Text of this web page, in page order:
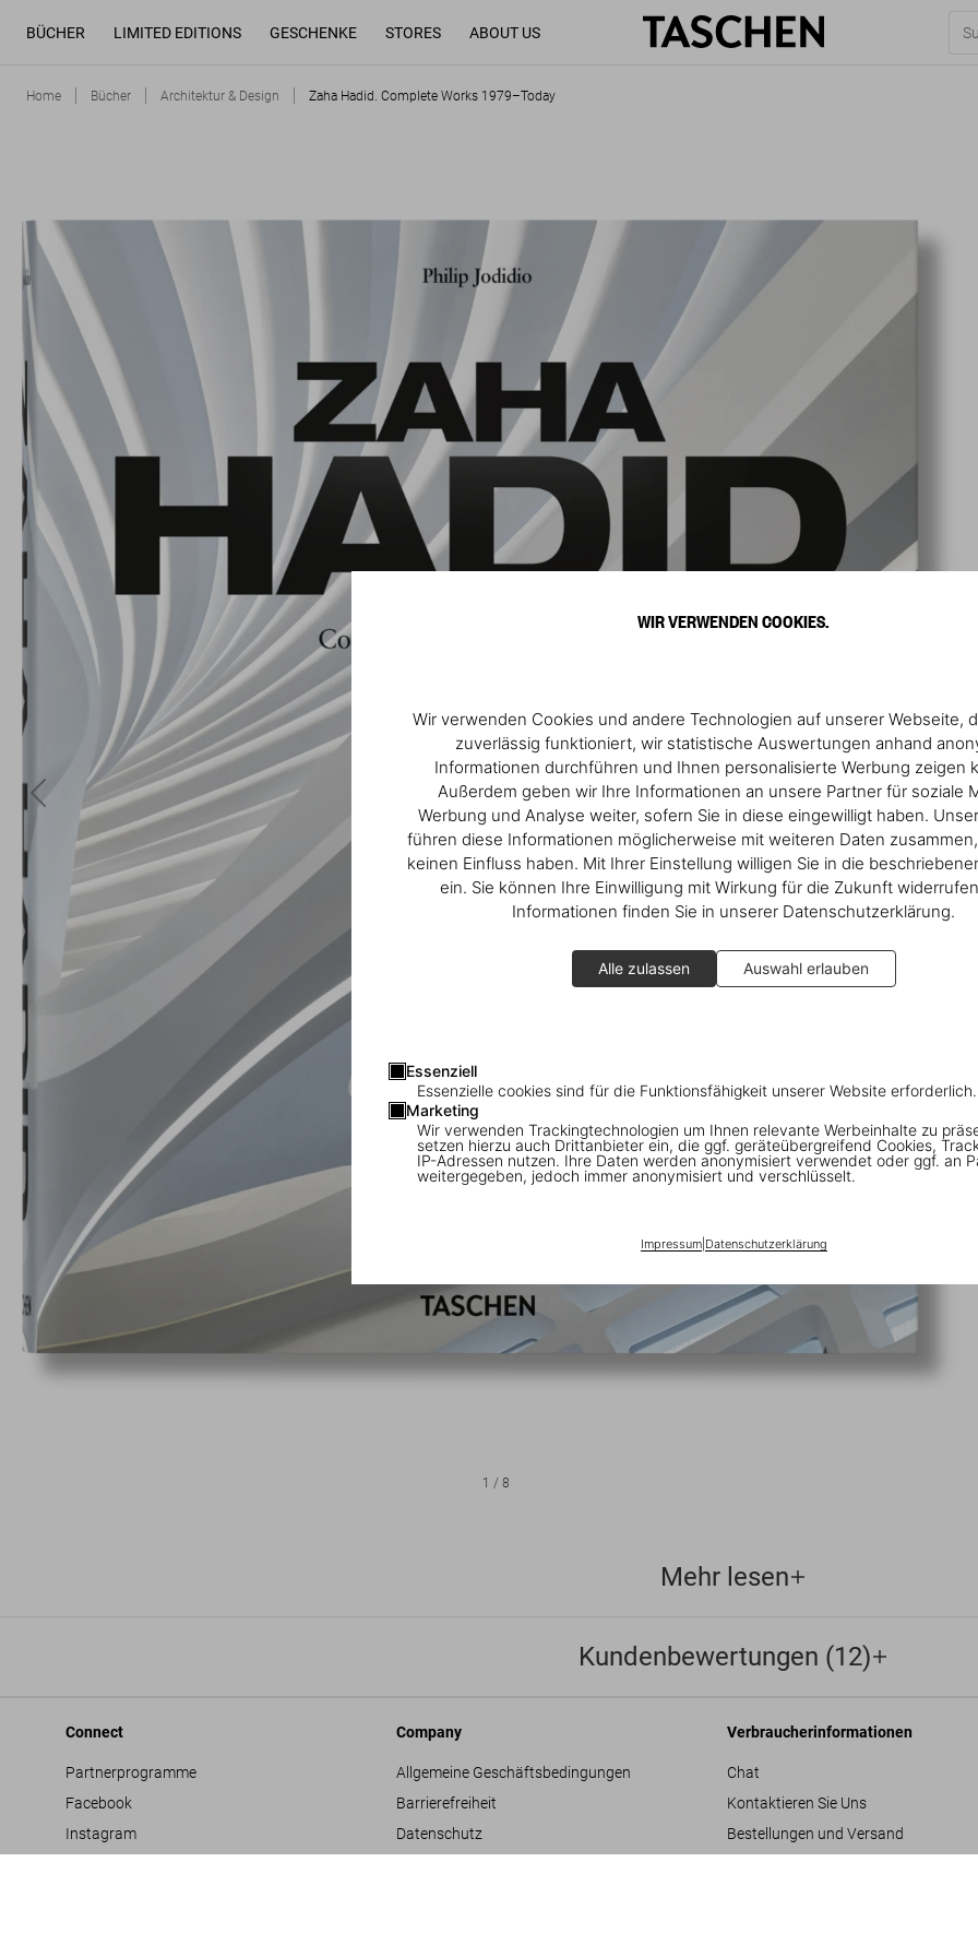
WIR VERWENDEN COOKIES.
Wir verwenden Cookies und andere Technologien auf unserer Webseite,
zuverlässig funktioniert, wir statistische Auswertungen anhand
Informationen durchführen und Ihnen personalisierte Werbung zeigen
Außerdem geben wir Ihre Informationen an unsere Partner für soziale
Werbung und Analyse weiter, sofern Sie in diese eingewilligt haben.
führen diese Informationen möglicherweise mit weiteren Daten
keinen Einfluss haben. Mit Ihrer Einstellung willigen Sie in die
ein. Sie können Ihre Einwilligung mit Wirkung für die Zukunft
Informationen finden Sie in unserer Datenschutzerklärung.
Alle zulassen Auswahl erlauben
Essenziell
Essenzielle cookies sind für die Funktionsfähigkeit unserer Website erforderlich.
Marketing
Wir verwenden Trackingtechnologien um Ihnen relevante Werbeinhalte zu
setzen hierzu auch Drittanbieter ein, die ggf. geräteübergreifend Cookies,
IP-Adressen nutzen. Ihre Daten werden anonymisiert verwendet oder ggf. an
weitergegeben, jedoch immer anonymisiert und verschlüsselt.
Impressum| Datenschutzerklärung
BÜCHER LIMITED EDITIONS GESCHENKE STORES ABOUT US
Home Bücher Architektur & Design Zaha Hadid. Complete Works 1979–Today
1 /8
Mehr lesen
Kundenbewertungen (12)
Connect
Partnerprogramme
Facebook
Instagram
Company
Allgemeine Geschäftsbedingungen
Barrierefreiheit
Datenschutz
Verbraucherinformationen
Chat
Kontaktieren Sie Uns
Bestellungen und Versand